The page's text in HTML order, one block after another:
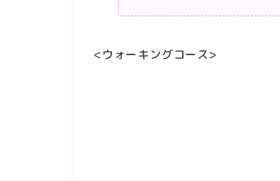
<ウォーキングコース>